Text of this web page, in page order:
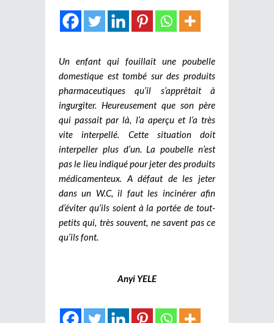
Un enfant qui fouillait une poubelle
domestique est tombé sur des produits
pharmaceutiques qu’il s’apprêtait à
ingurgiter. Heureusement que son père
qui passait par là, l’a aperçu et l’a très
vite interpellé. Cette situation doit
interpeller plus d’un. La poubelle n’est
pas le lieu indiqué pour jeter des produits
médicamenteux. A défaut de les jeter
dans un W.C, il faut les incinérer afin
d’éviter qu’ils soient à la portée de tout-
petits qui, très souvent, ne savent pas ce
qu’ils font.
Anyi YELE